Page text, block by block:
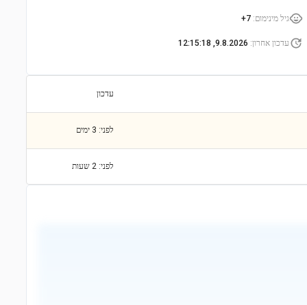
גיל מינימום:
7+
עדכון אחרון:
9.8.2026, 12:15:18
עדכון
לפני: 3 ימים
לפני: 2 שעות